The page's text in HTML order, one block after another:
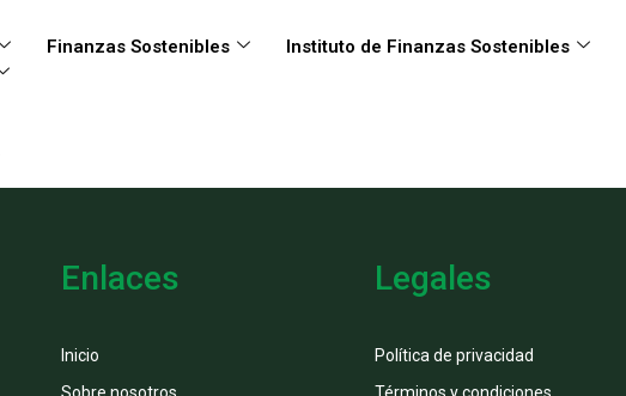
Finanzas Sostenibles Instituto de Finanzas Sostenibles
Enlaces
Inicio
Legales
Política de privacidad